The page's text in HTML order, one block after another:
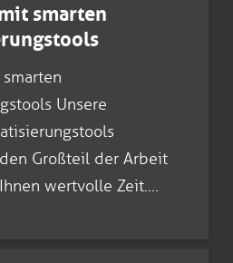
smarten
Unsere
Großteil der Arbeit
wertvolle Zeit.…